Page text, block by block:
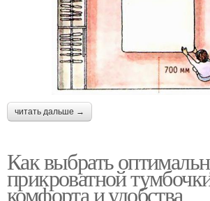
читать дальше →
Как выбрать
прикроватной
комфорта и удобства